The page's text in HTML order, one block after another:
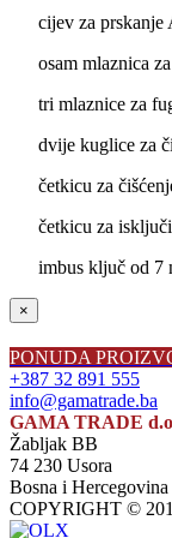
cijev za prskanje
osam mlaznica
tri mlaznice za
dvije kuglice za
četkicu za
četkicu za
imbus ključ od 7
Close
product
quick
view
×
PONUDA
+387 32 891 555
info@gamatrade.ba
GAMA TRADE
Žabljak BB
74 230 Usora
Bosna i Hercegovina
COPYRIGHT ©
Facebook
Instagram
LinkedIn
OLX